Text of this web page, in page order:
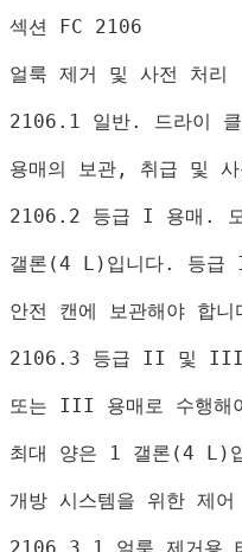
섹션 FC 2106
얼룩 제거 및 사전 처리
2106.1 일반. 드라이
용매의 보관 , 취급 및
2106.2 등급 I 용매 .
갤론 (4 L) 입니다. 등급
안전 캔에 보관해야 합니
2106.3 등급 II 및
또는 III 용매로 수행해
최대 양은 1 갤론 (4 L)
개방 시스템을 위한 제